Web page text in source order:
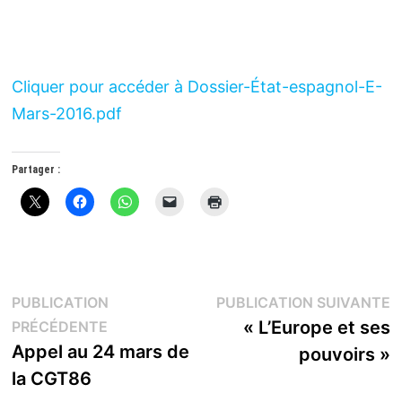
Cliquer pour accéder à Dossier-État-espagnol-E-
Mars-2016.pdf
Partager :
Navigation
de
l’article
PUBLICATION
PRÉCÉDENTEPublication
précédente :
Appel au 24 mars de
la CGT86
PUBLICATION SUIVANTE
« L’Europe et ses
pouvoirs »